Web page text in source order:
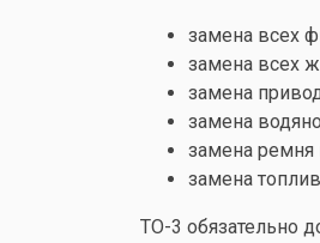
замена всех
замена всех
замена
замена
замена ремня
замена
ТО-3 обязательно